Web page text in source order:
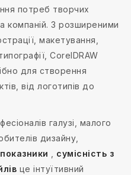
потреб творчих
компаній. З розширеними
макетування,
CorelDRAW
для створення
від логотипів до
галузі, малого
дизайну,
сумісність з
це інтуїтивний